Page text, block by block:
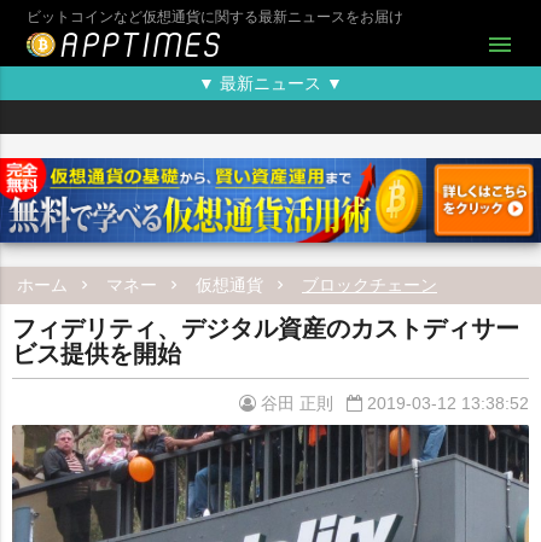
ビットコインなど仮想通貨に関する最新ニュースをお届け
menu
▼ 最新ニュース ▼
ホーム マネー 仮想通貨 ブロックチェーン
フィデリティ、デジタル資産のカストディサー
ビス提供を開始
谷田 正則 2019-03-12 13:38:52